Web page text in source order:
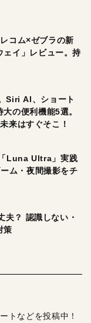
コム×ゼブラの新
ェイ」レビュー。持
Siri AI、ショート
の便利機能5選。
来はすぐそこ！
Luna Ultra」実践
ム・夜間撮影をチ
夫？ 認識しない・
策
トなどを投稿中！